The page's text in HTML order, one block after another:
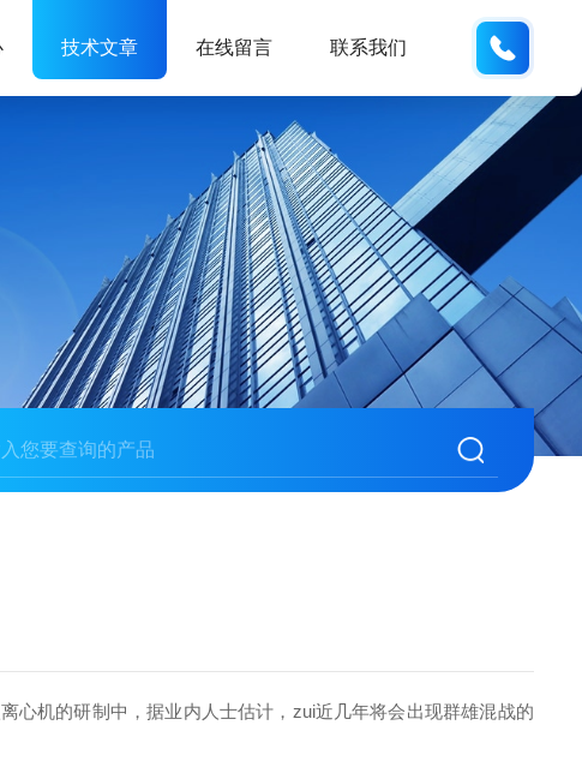
技术文章 在线留言 联系我们
心机的研制中，据业内人士估计，zui近几年将会出现群雄混战的